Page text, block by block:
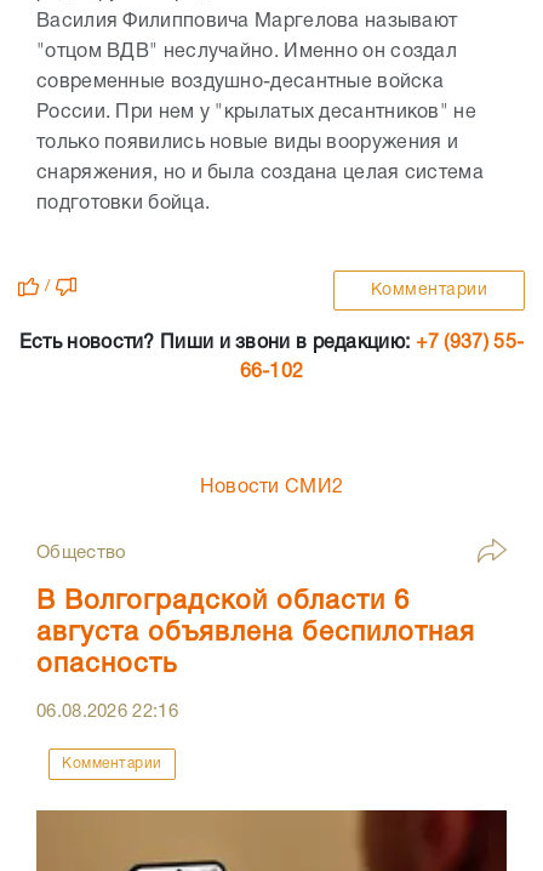
Василия Филипповича Маргелова называют
"отцом ВДВ" неслучайно. Именно он создал
современные воздушно-десантные войска
России. При нем у "крылатых десантников" не
только появились новые виды вооружения и
снаряжения, но и была создана целая система
подготовки бойца.
/ Комментарии
Есть новости? Пиши и звони в редакцию: +7 (937) 55-
66-102
Новости СМИ2
Общество
В Волгоградской области 6
августа объявлена беспилотная
опасность
06.08.202622:16
Комментарии